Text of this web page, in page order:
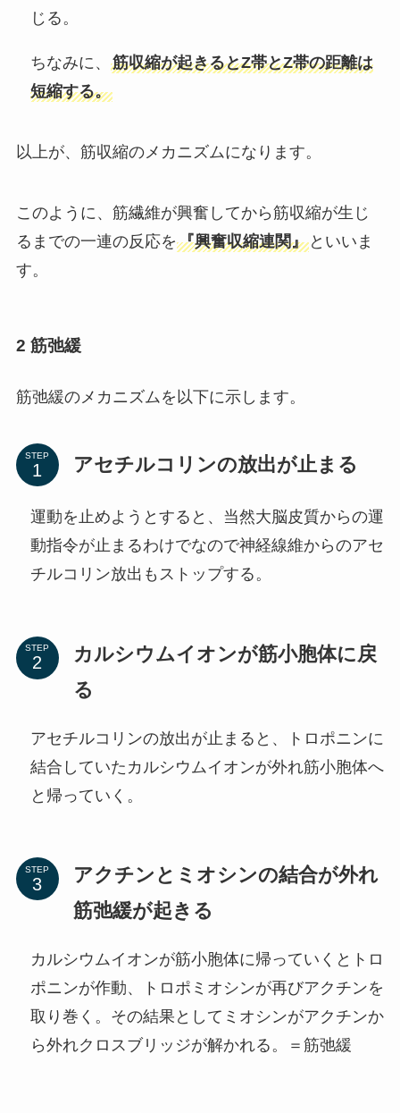
じる。
ちなみに、 筋収縮が起きるとZ帯とZ帯の距離は
短縮する。
以上が、筋収縮のメカニズムになります。
このように、筋繊維が興奮してから筋収縮が生じ
るまでの一連の反応を『興奮収縮連関』といいま
す。
2 筋弛緩
筋弛緩のメカニズムを以下に示します。
STEP アセチルコリンの放出が止まる
運動を止めようとすると、当然大脳皮質からの運
動指令が止まるわけでなので神経線維からのアセ
チルコリン放出もストップする。
STEP
カルシウムイオンが筋小胞体に戻
る
アセチルコリンの放出が止まると、トロポニンに
結合していたカルシウムイオンが外れ筋小胞体へ
と帰っていく。
STEP
アクチンとミオシンの結合が外れ
筋弛緩が起きる
カルシウムイオンが筋小胞体に帰っていくとトロ
ポニンが作動、トロポミオシンが再びアクチンを
取り巻く。その結果としてミオシンがアクチンか
ら外れクロスブリッジが解かれる。＝筋弛緩